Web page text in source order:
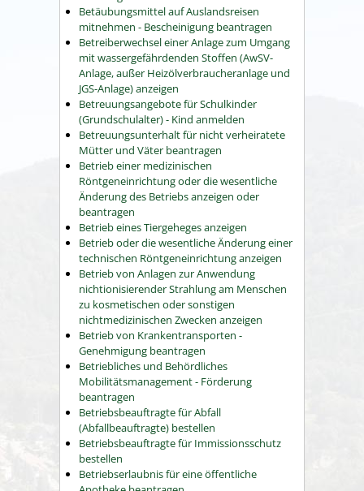
Betäubungsmittel auf Auslandsreisen
mitnehmen - Bescheinigung beantragen
Betreiberwechsel einer Anlage zum Umgang
mit wassergefährdenden Stoffen (AwSV-
Anlage, außer Heizölverbraucheranlage und
JGS-Anlage) anzeigen
Betreuungsangebote für Schulkinder
(Grundschulalter) - Kind anmelden
Betreuungsunterhalt für nicht verheiratete
Mütter und Väter beantragen
Betrieb einer medizinischen
Röntgeneinrichtung oder die wesentliche
Änderung des Betriebs anzeigen oder
beantragen
Betrieb eines Tiergeheges anzeigen
Betrieb oder die wesentliche Änderung einer
technischen Röntgeneinrichtung anzeigen
Betrieb von Anlagen zur Anwendung
nichtionisierender Strahlung am Menschen
zu kosmetischen oder sonstigen
nichtmedizinischen Zwecken anzeigen
Betrieb von Krankentransporten -
Genehmigung beantragen
Betriebliches und Behördliches
Mobilitätsmanagement - Förderung
beantragen
Betriebsbeauftragte für Abfall
(Abfallbeauftragte) bestellen
Betriebsbeauftragte für Immissionsschutz
bestellen
Betriebserlaubnis für eine öffentliche